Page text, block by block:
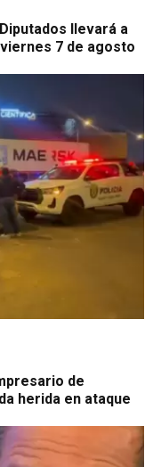
llevará a
7 de agosto
de
herida en ataque